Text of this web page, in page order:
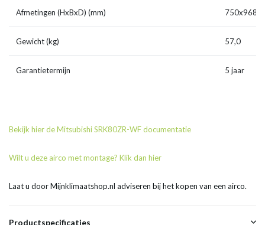
Afmetingen (HxBxD) (mm)
Gewicht (kg) 57,0
Garantietermijn 5 jaar
Bekijk hier de Mitsubishi SRK80ZR-WF documentatie
Wilt u deze airco met montage? Klik dan hier
Laat u door Mijnklimaatshop.nl adviseren bij het kopen van een airco.
Productspecificaties